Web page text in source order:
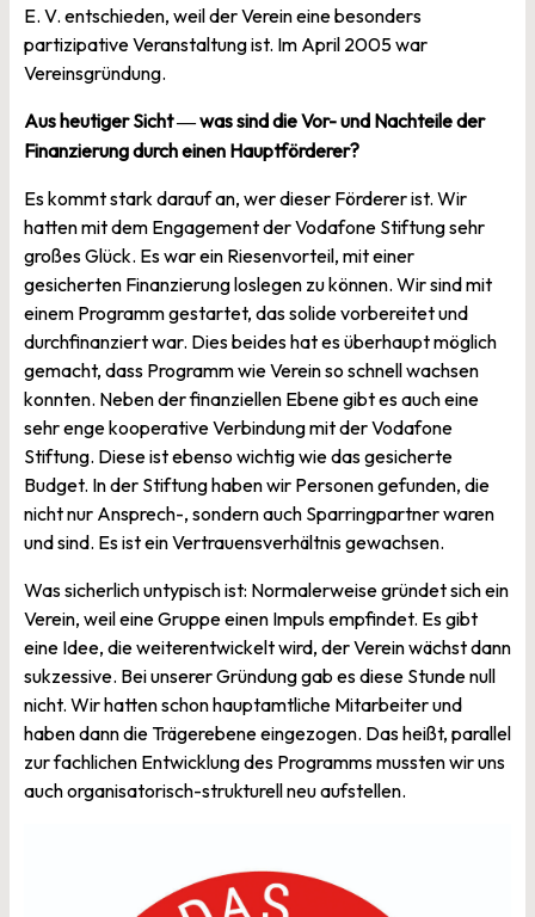
E. V. entschieden, weil der Verein eine besonders
partizipative Veranstaltung ist. Im April 2005 war
Vereinsgründung.
Aus heutiger Sicht—was sind die Vor- und Nachteile der
Finanzierung durch einen Hauptförderer?
Es kommt stark darauf an, wer dieser Förderer ist. Wir
hatten mit dem Engagement der Vodafone Stiftung sehr
großes Glück. Es war ein Riesenvorteil, mit einer
gesicherten Finanzierung loslegen zu können. Wir sind mit
einem Programm gestartet, das solide vorbereitet und
durchfinanziert war. Dies beides hat es überhaupt möglich
gemacht, dass Programm wie Verein so schnell wachsen
konnten. Neben der finanziellen Ebene gibt es auch eine
sehr enge kooperative Verbindung mit der Vodafone
Stiftung. Diese ist ebenso wichtig wie das gesicherte
Budget. In der Stiftung haben wir Personen gefunden, die
nicht nur Ansprech-, sondern auch Sparringpartner waren
und sind. Es ist ein Vertrauensverhältnis gewachsen.
Was sicherlich untypisch ist: Normalerweise gründet sich ein
Verein, weil eine Gruppe einen Impuls empfindet. Es gibt
eine Idee, die weiterentwickelt wird, der Verein wächst dann
sukzessive. Bei unserer Gründung gab es diese Stunde null
nicht. Wir hatten schon hauptamtliche Mitarbeiter und
haben dann die Trägerebene eingezogen. Das heißt, parallel
zur fachlichen Entwicklung des Programms mussten wir uns
auch organisatorisch-strukturell neu aufstellen.